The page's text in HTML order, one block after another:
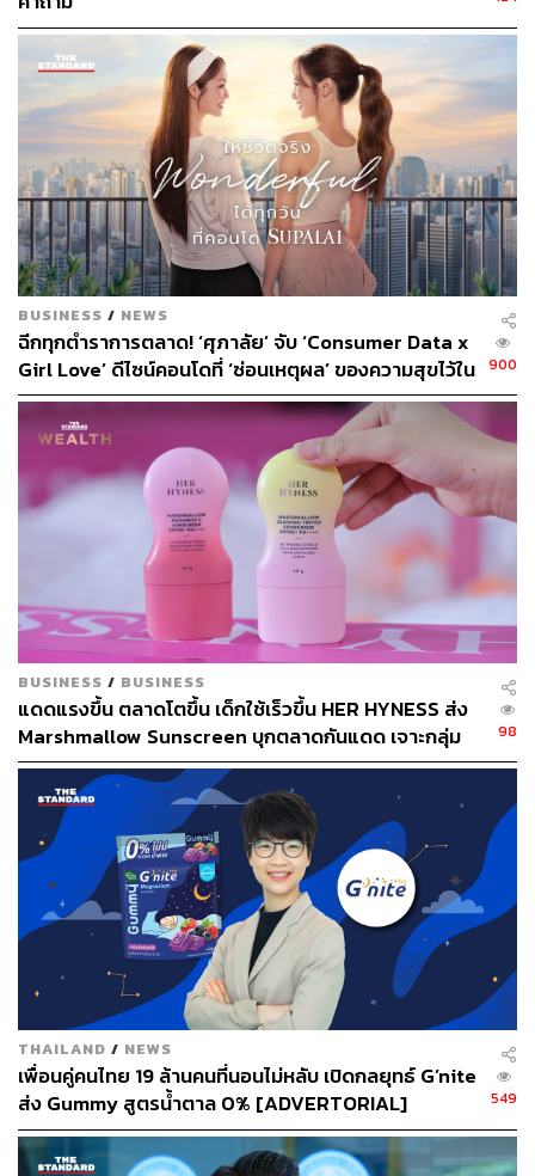
ผ่านแอปพลิเคชันต่างๆ ที่คุณสะดวกหรือใช้งานอยู่แล้วได้เลย
TAGS: ทำงาน คนรุ่นใหม่ WorkVenture พนักงานบริษัท
117
ABOUT THE AUTHOR
ถนัดกิจ จันกิเสน
Content Creator ประจำกองบรรณาธิการ
THE STANDARD WEALTH ผู้เสพติดโลก
ธุรกิจ การตลาด เทคโนโลยี และชอบสำรวจ
โลกออฟไลน์และออนไลน์มาถอดรหัสความ
เคลื่อนไหวให้เป็นเรื่องเข้าใจง่าย สนุก และได้
ไอเดียใหม่ๆ
BUSINESS / NEWS
ฉีกทุกตำราการตลาด! ‘ศุภาลัย’ จับ ‘Consumer Data x
Girl Love’ ดีไซน์คอนโดที่ ‘ซ่อนเหตุผล’ ของความสุขไว้ใน
ทุกรายละเอียด ผ่านแคมเปญ ‘Wonderful Living’
[Advertorial]
900
BUSINESS / BUSINESS
แดดแรงขึ้น ตลาดโตขึ้น เด็กใช้เร็วขึ้น HER HYNESS ส่ง
Marshmallow Sunscreen บุกตลาดกันแดด เจาะกลุ่ม
Young Gen
98
THAILAND / NEWS
เพื่อนคู่คนไทย 19 ล้านคนที่นอนไม่หลับ เปิดกลยุทธ์ G’nite
ส่ง Gummy สูตรน้ำตาล 0% [ADVERTORIAL]
549